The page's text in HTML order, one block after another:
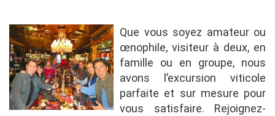
Que vous soyez amateur ou
œnophile, visiteur à deux, en
famille ou en groupe, nous
avons l’excursion viticole
parfaite et sur mesure pour
vous satisfaire. Rejoignez-